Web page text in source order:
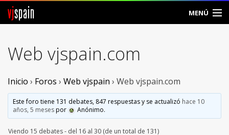
vjspain MENÚ
Foros
Noticias
Vjspain
Web vjspain.com
Inicio › Foros › Web vjspain › Web vjspain.com
Este foro tiene 131 debates, 847 respuestas y se actualizó hace 10
años, 5 mesespor Anónimo.
Viendo 15 debates - del 16 al 30 (de un total de 131)